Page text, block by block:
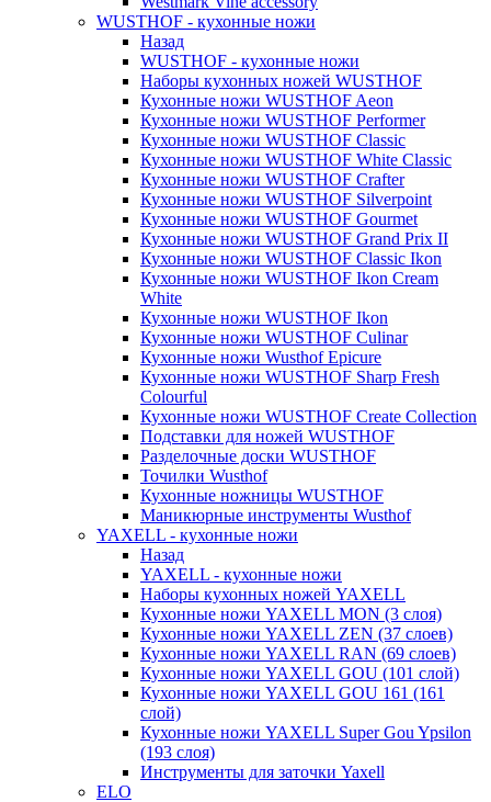
WUSTHOF - кухонные ножи
Назад
WUSTHOF - кухонные ножи
Наборы кухонных ножей WUSTHOF
Кухонные ножи WUSTHOF Aeon
Кухонные ножи WUSTHOF Performer
Кухонные ножи WUSTHOF Classic
Кухонные ножи WUSTHOF White Classic
Кухонные ножи WUSTHOF Crafter
Кухонные ножи WUSTHOF Silverpoint
Кухонные ножи WUSTHOF Gourmet
Кухонные ножи WUSTHOF Grand Prix II
Кухонные ножи WUSTHOF Classic Ikon
Кухонные ножи WUSTHOF Ikon Cream
White
Кухонные ножи WUSTHOF Ikon
Кухонные ножи WUSTHOF Culinar
Кухонные ножи Wusthof Epicure
Кухонные ножи WUSTHOF Sharp Fresh
Colourful
Кухонные ножи WUSTHOF Create Collection
Подставки для ножей WUSTHOF
Разделочные доски WUSTHOF
Точилки Wusthof
Кухонные ножницы WUSTHOF
Маникюрные инструменты Wusthof
YAXELL - кухонные ножи
Назад
YAXELL - кухонные ножи
Наборы кухонных ножей YAXELL
Кухонные ножи YAXELL MON (3 слоя)
Кухонные ножи YAXELL ZEN (37 слоев)
Кухонные ножи YAXELL RAN (69 слоев)
Кухонные ножи YAXELL GOU (101 слой)
Кухонные ножи YAXELL GOU 161 (161
слой)
Кухонные ножи YAXELL Super Gou Ypsilon
(193 слоя)
Инструменты для заточки Yaxell
ELO